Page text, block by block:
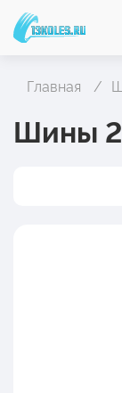
Главная
Шины